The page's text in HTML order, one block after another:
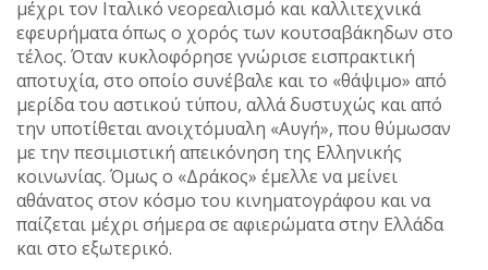
μέχρι τον Ιταλικό νεορεαλισμό και καλλιτεχνικά
εφευρήματα όπως ο χορός των κουτσαβάκηδων στο
τέλος. Όταν κυκλοφόρησε γνώρισε εισπρακτική
αποτυχία, στο οποίο συνέβαλε και το «θάψιμο» από
μερίδα του αστικού τύπου, αλλά δυστυχώς και από
την υποτίθεται ανοιχτόμυαλη «Αυγή», που θύμωσαν
με την πεσιμιστική απεικόνηση της Ελληνικής
κοινωνίας. Όμως ο «Δράκος» έμελλε να μείνει
αθάνατος στον κόσμο του κινηματογράφου και να
παίζεται μέχρι σήμερα σε αφιερώματα στην Ελλάδα
και στο εξωτερικό.